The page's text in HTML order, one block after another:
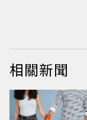
相關新聞